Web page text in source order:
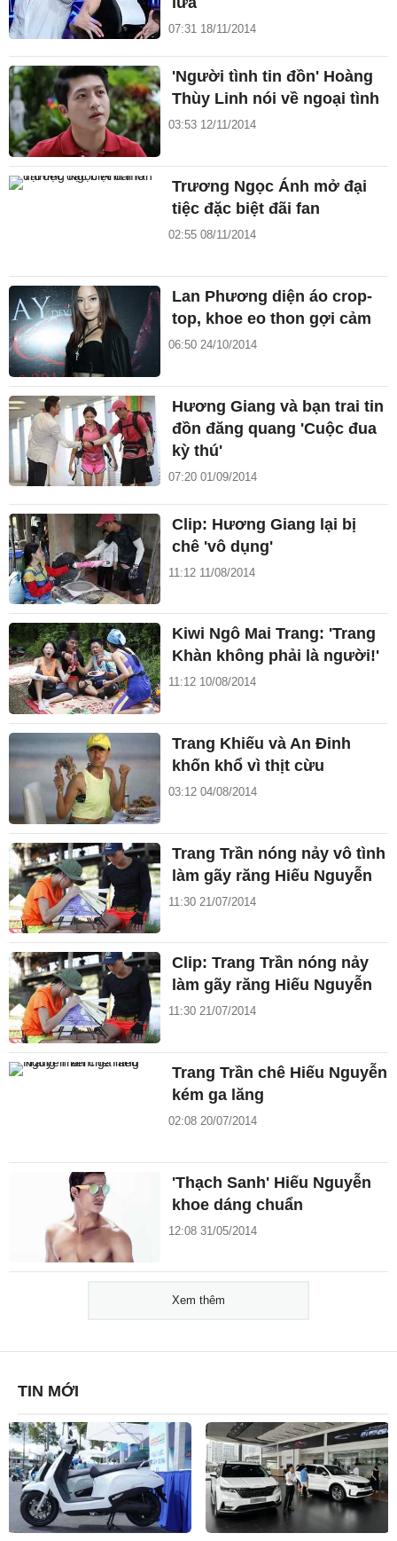
07:31 18/11/2014
'Người tình tin đồn' Hoàng
Thùy Linh nói về ngoại tình
03:53 12/11/2014
Trương Ngọc Ánh mở đại
tiệc đặc biệt đãi fan
02:55 08/11/2014
Lan Phương diện áo crop-
top, khoe eo thon gợi cảm
06:50 24/10/2014
Hương Giang và bạn trai tin
đồn đăng quang 'Cuộc đua
kỳ thú'
07:20 01/09/2014
Clip: Hương Giang lại bị
chê 'vô dụng'
11:12 11/08/2014
Kiwi Ngô Mai Trang: 'Trang
Khàn không phải là người!'
11:12 10/08/2014
Trang Khiếu và An Đinh
khốn khổ vì thịt cừu
03:12 04/08/2014
Trang Trần nóng nảy vô tình
làm gãy răng Hiếu Nguyễn
11:30 21/07/2014
Clip: Trang Trần nóng nảy
làm gãy răng Hiếu Nguyễn
11:30 21/07/2014
Trang Trần chê Hiếu Nguyễn
kém ga lăng
02:08 20/07/2014
'Thạch Sanh' Hiếu Nguyễn
khoe dáng chuẩn
12:08 31/05/2014
Xem thêm
TIN MỚI